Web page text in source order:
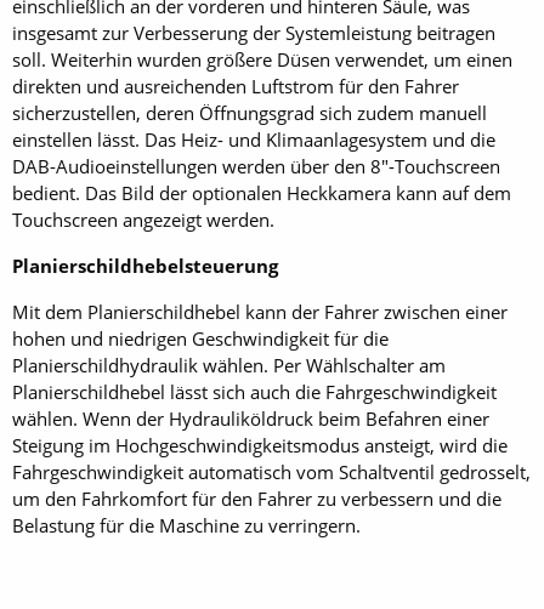
einschließlich an der vorderen und hinteren Säule, was
insgesamt zur Verbesserung der Systemleistung beitragen
soll. Weiterhin wurden größere Düsen verwendet, um einen
direkten und ausreichenden Luftstrom für den Fahrer
sicherzustellen, deren Öffnungsgrad sich zudem manuell
einstellen lässt. Das Heiz- und Klimaanlagesystem und die
DAB-Audioeinstellungen werden über den 8″-Touchscreen
bedient. Das Bild der optionalen Heckkamera kann auf dem
Touchscreen angezeigt werden.
Planierschildhebelsteuerung
Mit dem Planierschildhebel kann der Fahrer zwischen einer
hohen und niedrigen Geschwindigkeit für die
Planierschildhydraulik wählen. Per Wählschalter am
Planierschildhebel lässt sich auch die Fahrgeschwindigkeit
wählen. Wenn der Hydrauliköldruck beim Befahren einer
Steigung im Hochgeschwindigkeitsmodus ansteigt, wird die
Fahrgeschwindigkeit automatisch vom Schaltventil gedrosselt,
um den Fahrkomfort für den Fahrer zu verbessern und die
Belastung für die Maschine zu verringern.